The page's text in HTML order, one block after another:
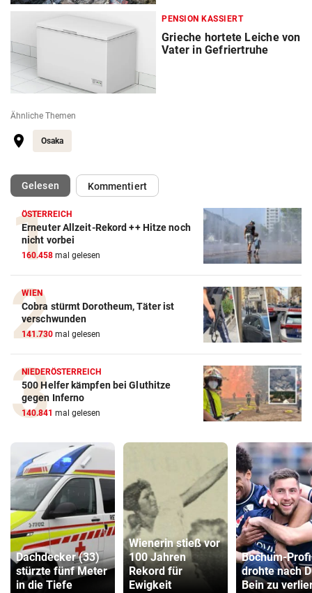
PENSION KASSIERT
Grieche hortete Leiche von
Vater in Gefriertruhe
Ähnliche Themen
Osaka
Gelesen(ausgewählt)Kommentiert
ÖSTERREICH
Erneuter Allzeit-Rekord ++ Hitze noch
nicht vorbei
160.458 mal gelesen
WIEN
Cobra stürmt Dorotheum, Täter ist
verschwunden
141.730 mal gelesen
NIEDERÖSTERREICH
500 Helfer kämpfen bei Gluthitze
gegen Inferno
140.841 mal gelesen
Dachdecker (33)
stürzte fünf Meter
in die Tiefe
Wienerin stieß vor
100 Jahren
Rekord für
Ewigkeit
Bochum-Profi
drohte nach
Bein zu